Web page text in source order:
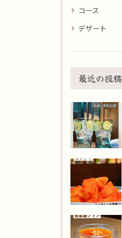
コース
デザート
最近の投稿